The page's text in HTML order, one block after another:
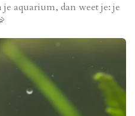
aquarium, dan weet je: je